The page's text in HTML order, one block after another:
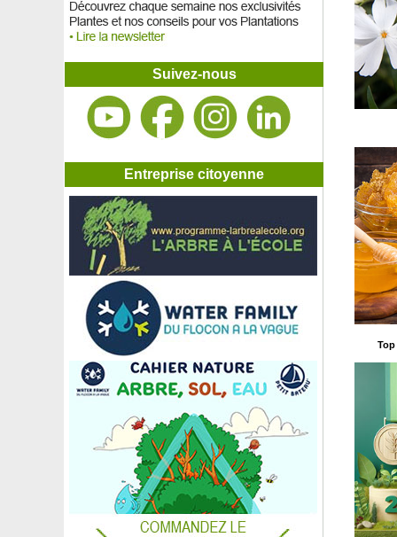
Pivoine 'Laura Dessert'
Pivoine 'Mme Calot'
Pivoine rouge
Pivoine 'Sarah Bernhardt'
Plante au goût de Camembert
Plante au goût de champignon
Plante au goût d'huître, Huître végétale
Plumbago rampant de Chine, Dentelaire
Poinsettia blanc, Etoile de Noël blanche
Poinsettia jaune, Etoile de Noël jaune
Poinsettia rose, Etoile de Noël rose
Poinsettia rouge, Etoile de Noël
Poirier à chair rouge
Poirier à poiré 'Fausset'
Poirier 'Beurré hardy'
Poirier commun, Poirier sauvage
Poirier 'Conférence'
Poirier 'Docteur Jules Guyot'
Poirier 'Doyenné du Comice'
Poirier 'Duchesse d’Angoulême'
Poirier 'Louise Bonne'
Poirier 'Williams'
Poirier 'William's' Rouge
Poivrier de Tasmanie
Poivrier du Sichuan
Pommier à chair rouge
Suivez-nous
Entreprise citoyenne
Top